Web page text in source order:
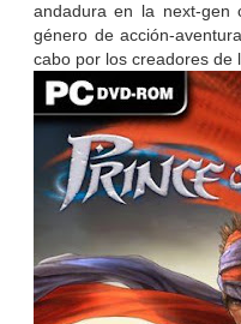
andadura en la next-gen
género de acción-
cabo por los creadores de